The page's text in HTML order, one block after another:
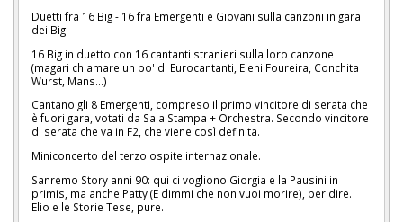
Duetti fra 16 Big - 16 fra Emergenti e Giovani sulla canzoni in gara
dei Big
16 Big in duetto con 16 cantanti stranieri sulla loro canzone
(magari chiamare un po' di Eurocantanti, Eleni Foureira, Conchita
Wurst, Mans...)
Cantano gli 8 Emergenti, compreso il primo vincitore di serata che
è fuori gara, votati da Sala Stampa + Orchestra. Secondo vincitore
di serata che va in F2, che viene così definita.
Miniconcerto del terzo ospite internazionale.
Sanremo Story anni 90: qui ci vogliono Giorgia e la Pausini in
primis, ma anche Patty (E dimmi che non vuoi morire), per dire.
Elio e le Storie Tese, pure.